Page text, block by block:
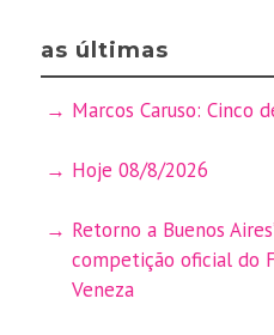
as últimas
Marcos Caruso: Cinco
Hoje 08/8/2026
Retorno a Buenos
competição oficial do
Veneza